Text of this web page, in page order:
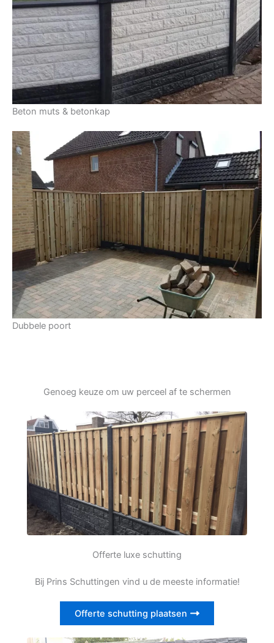
Beton muts & betonkap
Dubbele poort
Genoeg keuze om uw perceel af te schermen
Offerte luxe schutting
Bij Prins Schuttingen vind u de meeste informatie!
Offerte schutting plaatsen